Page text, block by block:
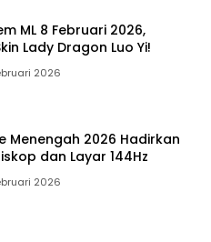
ML 8 Februari 2026,
Lady Dragon Luo Yi!
2026
Menengah 2026 Hadirkan
dan Layar 144Hz
2026